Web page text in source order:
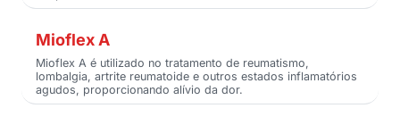
Mioflex A
Mioflex A é utilizado no tratamento de reumatismo,
lombalgia, artrite reumatoide e outros estados inflamatórios
agudos, proporcionando alívio da dor.